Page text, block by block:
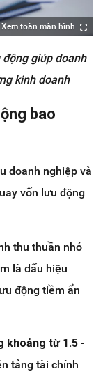
Xem toàn màn hình
giúp doanh
kinh doanh
bao
doanh nghiệp và
vốn lưu động
thu thuần nhỏ
là dấu hiệu
động tiềm ẩn
khoảng từ 1.5 -
tảng tài chính